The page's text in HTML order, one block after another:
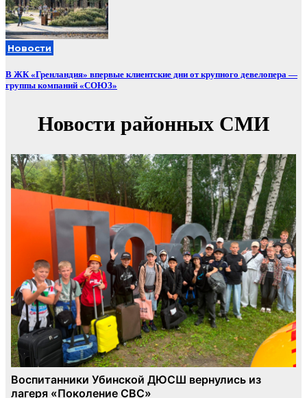
Новости
В ЖК «Гренландия» впервые клиентские дни от крупного девелопера —
группы компаний «СОЮЗ»